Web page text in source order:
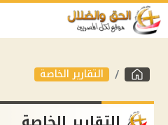
التقارير الخاصة